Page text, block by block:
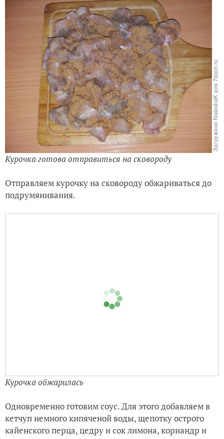
Курочка готова отправиться на сковороду
Отправляем курочку на сковороду обжариваться до
подрумянивания.
Курочка обжарилась
Одновременно готовим соус. Для этого добавляем в
кетчуп немного кипяченой воды, щепотку острого
кайенского перца, цедру и сок лимона, кориандр и